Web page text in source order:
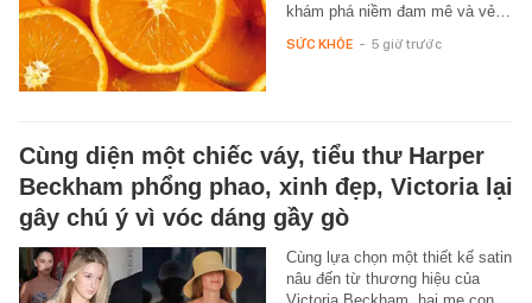
khám phá niềm đam mê và vẻ…
SỨC KHỎE - 5 giờ trước
Cùng diện một chiếc váy, tiểu thư Harper
Beckham phổng phao, xinh đẹp, Victoria lại
gây chú ý vì vóc dáng gầy gò
Cùng lựa chọn một thiết kế satin
nâu đến từ thương hiệu của